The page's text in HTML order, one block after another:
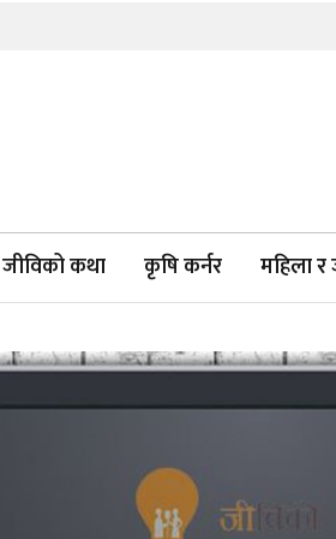
जीविको कथा कृषि कर्नर महिला र